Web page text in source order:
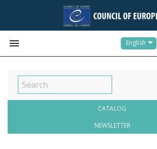
 English
CATALOG
NEWSLETTER